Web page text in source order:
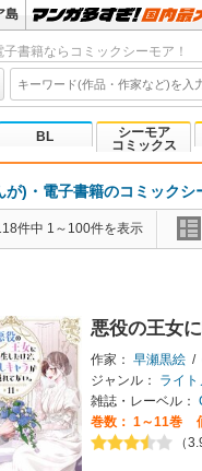
島
書籍ならコミックシーモア！
BL
シーモア
コミックス
が)・電子書籍のコミックシ
件中 1～100件を表示
悪役の王女
作家： 早瀬黒絵 /
ジャンル：
ライト
雑誌・レーベル：
巻数： 1～11巻
（